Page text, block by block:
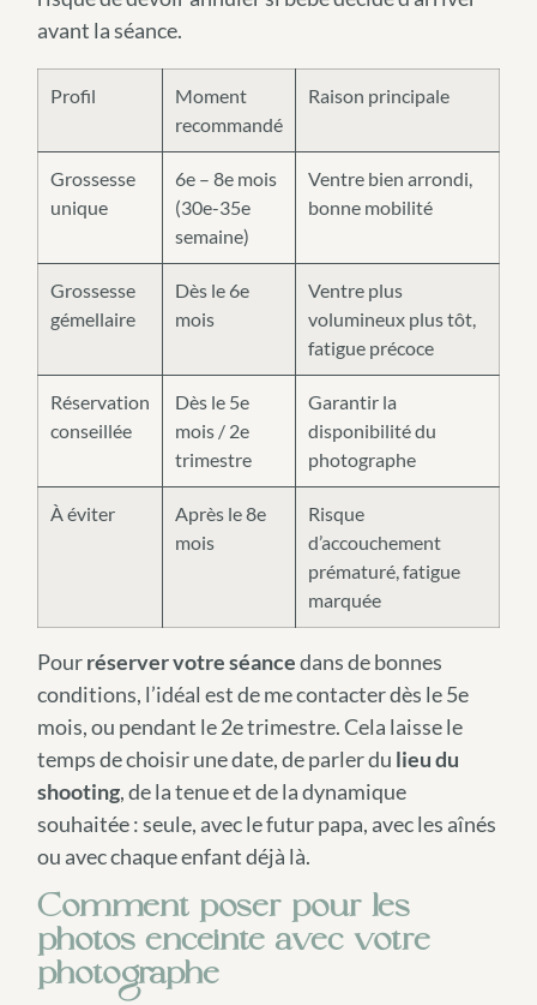
avant la séance.
Profil
Moment
recommandé
Raison principale
Grossesse
unique
6e – 8e mois
(30e-35e
semaine)
Ventre bien arrondi,
bonne mobilité
Grossesse
gémellaire
Dès le 6e
mois
Ventre plus
volumineux plus tôt,
fatigue précoce
Réservation
conseillée
Dès le 5e
mois / 2e
trimestre
Garantir la
disponibilité du
photographe
À éviter
Après le 8e
mois
Risque
d’accouchement
prématuré, fatigue
marquée
Pourréserver votre séancedans de bonnes
conditions, l’idéal est de me contacter dès le 5e
mois, ou pendant le 2e trimestre. Cela laisse le
temps de choisir une date, de parler du lieu du
shooting, de la tenue et de la dynamique
souhaitée : seule, avec le futur papa, avec les aînés
ou avec chaque enfant déjà là.
Comment poser pour les
photos enceinte avec votre
photographe